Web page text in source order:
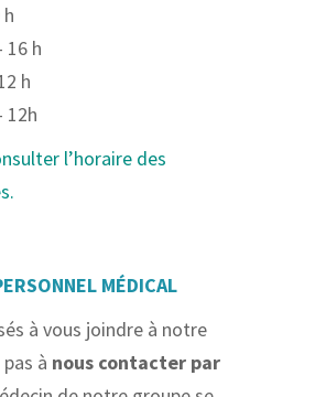
16 h
h
12h
l’horaire des
MÉDICAL
à vous joindre à notre
à nous contacter par